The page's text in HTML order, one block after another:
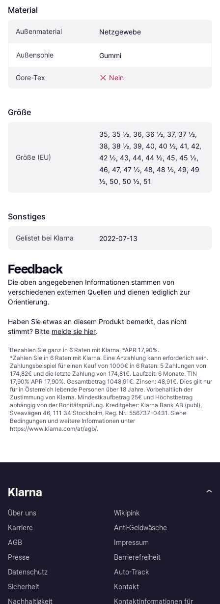
Material
Außenmaterial Netzgewebe
Außensohle Gummi
Gore-Tex Nein
Größe
Größe (EU)
35, 35 ½, 36, 36 ½, 37, 37 ½,
38, 38 ½, 39, 40, 40 ½, 41, 42,
42 ½, 43, 44, 44 ½, 45, 45 ½,
46, 47, 47 ½, 48, 48 ½, 49, 49
½, 50, 50 ½, 51
Sonstiges
Gelistet bei Klarna 2022-07-13
Feedback
Die oben angegebenen Informationen stammen von
verschiedenen externen Quellen und dienen lediglich zur
Orientierung.
Haben Sie etwas an diesem Produkt bemerkt, das nicht
stimmt? Bitte melde sie hier.
¹Bezahlen Sie ganz in 6 Raten mit Klarna, *APR 17,90%.
*Zahlen Sie in 6 Raten mit Klarna. Eine Anzahlung kann erforderlich sein.
Zahlungsbeispiel für einen Kauf von 1000€ in 6 Raten: 5 Zahlungen von
174,82€ und die letzte Zahlung von 174,81€. Laufzeit: 6 Monate. TIN
17,90% APR 17,90%. Gesamtbetrag 1048,91€. Zinsen: 48,91€. Dies gilt nur
für in Österreich lebende Personen über 18 Jahre. Vorbehaltlich der
Zustimmung von Klarna. Mindestkaufbetrag 25€ und Höchstbetrag
abhängig von der Bonitätsprüfung. Kreditgeber: Klarna Bank AB (publ),
Sveavägen 46, 111 34 Stockholm, Reg. Nr.: 556737-0431. Siehe
Bedingungen und weitere Informationen unter
https://www.klarna.com/at/agb/.
Klarna
Über uns
Karriere
AGB
Presse
Datenschutz
Sicherheit
Nachhaltigkeit
Wikipink
Anti-Geldwäsche
Impressum
Barrierefreiheit
Auto-Track
Kontakt
Kontaktinformationen für